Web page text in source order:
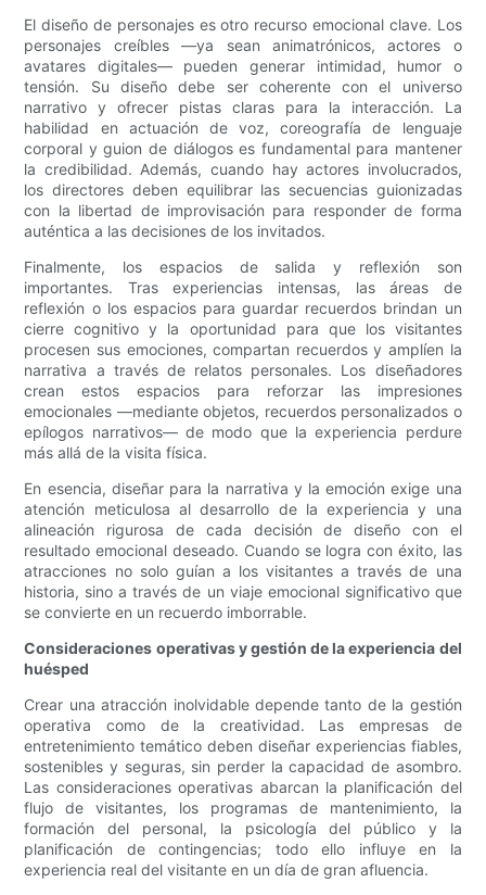
El diseño de personajes es otro recurso emocional clave. Los
personajes creíbles —ya sean animatrónicos, actores o
avatares digitales— pueden generar intimidad, humor o
tensión. Su diseño debe ser coherente con el universo
narrativo y ofrecer pistas claras para la interacción. La
habilidad en actuación de voz, coreografía de lenguaje
corporal y guion de diálogos es fundamental para mantener
la credibilidad. Además, cuando hay actores involucrados,
los directores deben equilibrar las secuencias guionizadas
con la libertad de improvisación para responder de forma
auténtica a las decisiones de los invitados.
Finalmente, los espacios de salida y reflexión son
importantes. Tras experiencias intensas, las áreas de
reflexión o los espacios para guardar recuerdos brindan un
cierre cognitivo y la oportunidad para que los visitantes
procesen sus emociones, compartan recuerdos y amplíen la
narrativa a través de relatos personales. Los diseñadores
crean estos espacios para reforzar las impresiones
emocionales —mediante objetos, recuerdos personalizados o
epílogos narrativos— de modo que la experiencia perdure
más allá de la visita física.
En esencia, diseñar para la narrativa y la emoción exige una
atención meticulosa al desarrollo de la experiencia y una
alineación rigurosa de cada decisión de diseño con el
resultado emocional deseado. Cuando se logra con éxito, las
atracciones no solo guían a los visitantes a través de una
historia, sino a través de un viaje emocional significativo que
se convierte en un recuerdo imborrable.
Consideraciones operativas y gestión de la experiencia del
huésped
Crear una atracción inolvidable depende tanto de la gestión
operativa como de la creatividad. Las empresas de
entretenimiento temático deben diseñar experiencias fiables,
sostenibles y seguras, sin perder la capacidad de asombro.
Las consideraciones operativas abarcan la planificación del
flujo de visitantes, los programas de mantenimiento, la
formación del personal, la psicología del público y la
planificación de contingencias; todo ello influye en la
experiencia real del visitante en un día de gran afluencia.